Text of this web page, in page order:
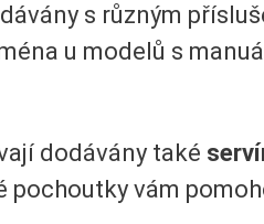
s různým
u modelů s
dodávány také
pochoutky vám